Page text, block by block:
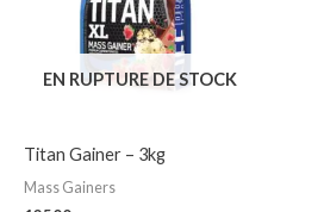
EN RUPTURE DE STOCK
Titan Gainer – 3kg
Mass Gainers